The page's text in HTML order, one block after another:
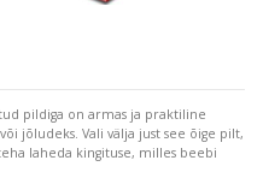
pildiga on armas ja praktiline
jõludeks. Vali välja just see õige pilt,
laheda kingituse, milles beebi